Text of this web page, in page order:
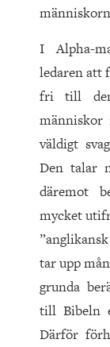
I Alpha-
ledaren att
fri till
människor
väldigt
Den talar
däremot
mycket
tar upp
grunda
till Bibeln
Därför